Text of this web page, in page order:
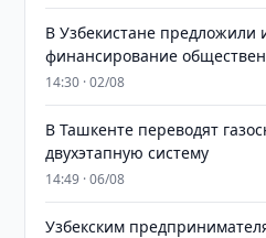
В Узбекистане предложили
финансирование
14:30 · 02/08
В Ташкенте переводят
двухэтапную систему
14:49 · 06/08
Узбекским